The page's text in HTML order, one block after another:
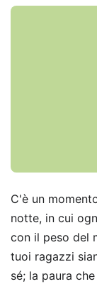
C'è un
notte, in cui
con il peso del
tuoi ragazzi
sé; la paura